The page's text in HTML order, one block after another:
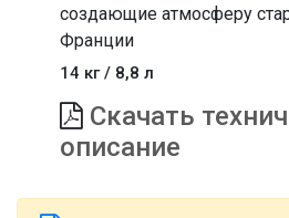
создающие атмосферу
Франции
14 кг / 8,8 л
Скачать
описание